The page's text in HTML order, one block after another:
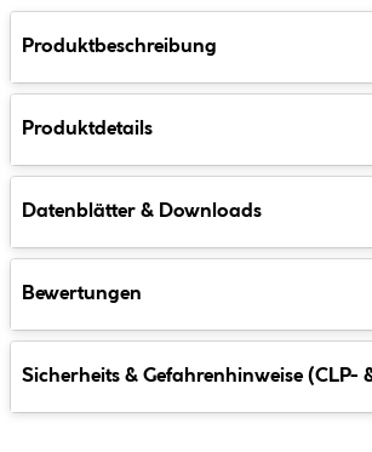
Produktbeschreibung
Produktdetails
Datenblätter & Downloads
Bewertungen
Sicherheits & Gefahrenhinweise (CLP-